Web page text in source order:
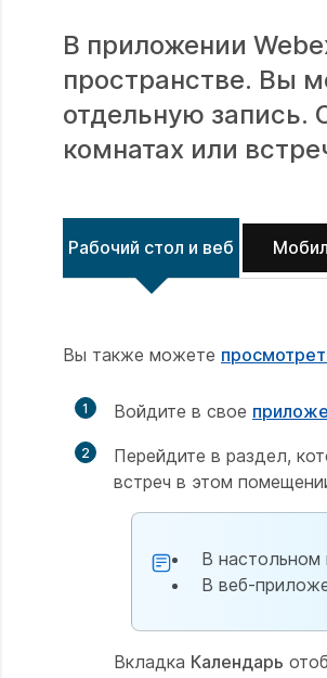
В приложении
пространстве. Вы
отдельную запись.
комнатах или
Рабочий стол и веб
Вы также можете
1 Войдите в свое
2 Перейдите в раздел,
встреч в этом
В настольном
В веб-
Вкладка Календарь